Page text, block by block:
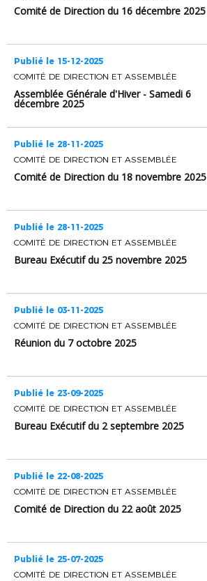
Comité de Direction du 16 décembre 2025
Publié le 15-12-2025
COMITÉ DE DIRECTION ET ASSEMBLÉE
Assemblée Générale d'Hiver - Samedi 6
décembre 2025
Publié le 28-11-2025
COMITÉ DE DIRECTION ET ASSEMBLÉE
Comité de Direction du 18 novembre 2025
Publié le 28-11-2025
COMITÉ DE DIRECTION ET ASSEMBLÉE
Bureau Exécutif du 25 novembre 2025
Publié le 03-11-2025
COMITÉ DE DIRECTION ET ASSEMBLÉE
Réunion du 7 octobre 2025
Publié le 23-09-2025
COMITÉ DE DIRECTION ET ASSEMBLÉE
Bureau Exécutif du 2 septembre 2025
Publié le 22-08-2025
COMITÉ DE DIRECTION ET ASSEMBLÉE
Comité de Direction du 22 août 2025
Publié le 25-07-2025
COMITÉ DE DIRECTION ET ASSEMBLÉE